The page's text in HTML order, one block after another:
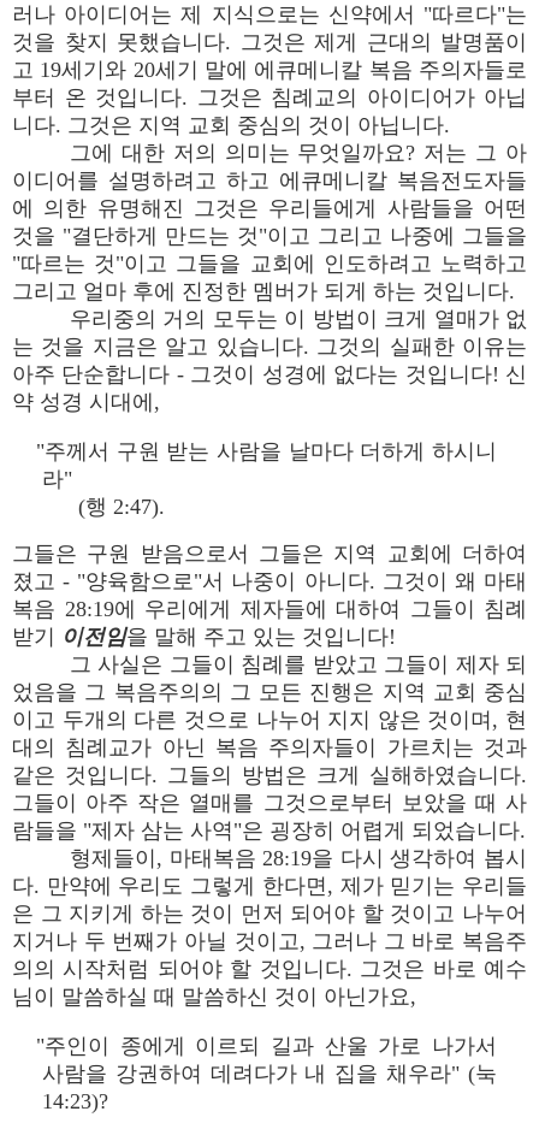
러나 아이디어는 제 지식으로는 신약에서 "따르다"는
것을 찾지 못했습니다. 그것은 제게 근대의 발명품이
고 19세기와 20세기 말에 에큐메니칼 복음 주의자들로
부터 온 것입니다. 그것은 침례교의 아이디어가 아닙
니다. 그것은 지역 교회 중심의 것이 아닙니다.
그에 대한 저의 의미는 무엇일까요? 저는 그 아
이디어를 설명하려고 하고 에큐메니칼 복음전도자들
에 의한 유명해진 그것은 우리들에게 사람들을 어떤
것을 "결단하게 만드는 것"이고 그리고 나중에 그들을
"따르는 것"이고 그들을 교회에 인도하려고 노력하고
그리고 얼마 후에 진정한 멤버가 되게 하는 것입니다.
우리중의 거의 모두는 이 방법이 크게 열매가 없
는 것을 지금은 알고 있습니다. 그것의 실패한 이유는
아주 단순합니다 - 그것이 성경에 없다는 것입니다! 신
약 성경 시대에,
"주께서 구원 받는 사람을 날마다 더하게 하시니
라"
(행 2:47).
그들은 구원 받음으로서 그들은 지역 교회에 더하여
졌고 - "양육함으로"서 나중이 아니다. 그것이 왜 마태
복음 28:19에 우리에게 제자들에 대하여 그들이 침례
받기
이전임을 말해 주고 있는 것입니다!
그 사실은 그들이 침례를 받았고 그들이 제자 되
었음을 그 복음주의의 그 모든 진행은 지역 교회 중심
이고 두개의 다른 것으로 나누어 지지 않은 것이며, 현
대의 침례교가 아닌 복음 주의자들이 가르치는 것과
같은 것입니다. 그들의 방법은 크게 실해하였습니다.
그들이 아주 작은 열매를 그것으로부터 보았을 때 사
람들을 "제자 삼는 사역"은 굉장히 어렵게 되었습니다.
형제들이, 마태복음 28:19을 다시 생각하여 봅시
다. 만약에 우리도 그렇게 한다면, 제가 믿기는 우리들
은 그 지키게 하는 것이 먼저 되어야 할 것이고 나누어
지거나 두 번째가 아닐 것이고, 그러나 그 바로 복음주
의의 시작처럼 되어야 할 것입니다. 그것은 바로 예수
님이 말씀하실 때 말씀하신 것이 아닌가요,
"주인이 종에게 이르되 길과 산울 가로 나가서
사람을 강권하여 데려다가 내 집을 채우라" (눅
14:23)?